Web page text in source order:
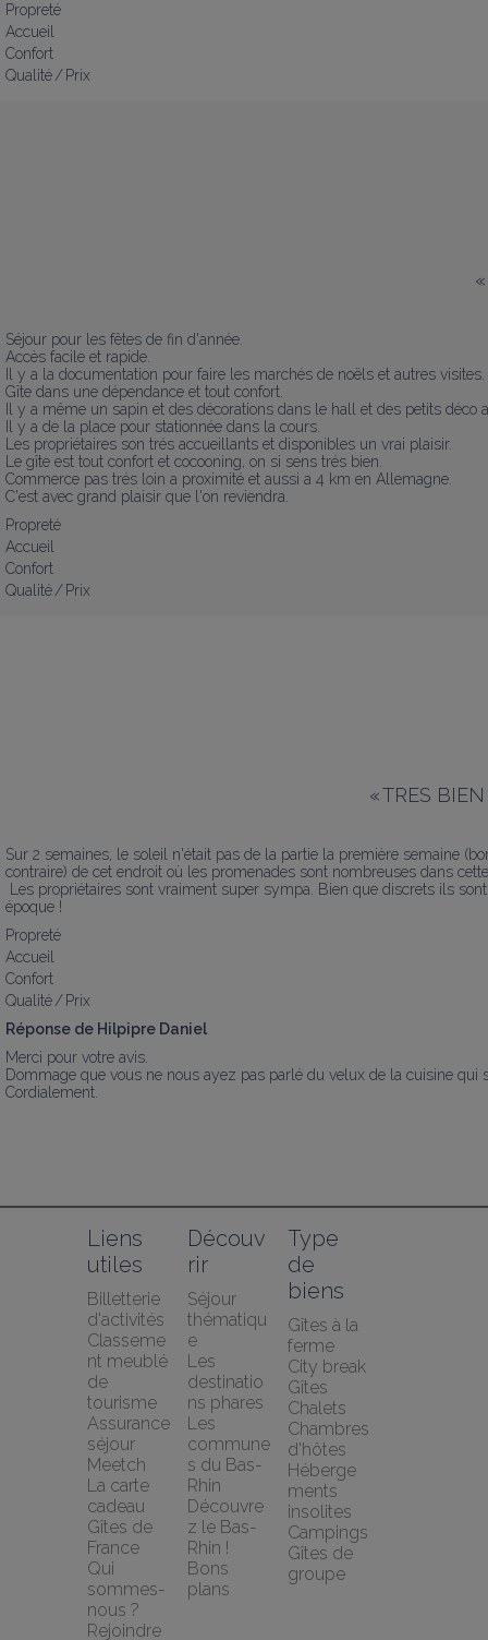
Propreté
Accueil
Confort
Qualité / Prix
«
Séjour pour les fêtes de fin d'année.
Accès facile et rapide.
Il y a la documentation pour faire les marchés de noëls et autres visites.
Gîte dans une dépendance et tout confort.
Il y a même un sapin et des décorations dans le hall et des petits
Il y a de la place pour stationnée dans la cours.
Les propriétaires son trés accueillants et disponibles un vrai plaisir.
Le gîte est tout confort et cocooning, on si sens trés bien.
Commerce pas trés loin a proximité et aussi a 4 km en Allemagne.
C'est avec grand plaisir que l'on reviendra.
Propreté
Accueil
Confort
Qualité / Prix
«TRES
Sur 2 semaines, le soleil n'était pas de la partie la première semaine
contraire) de cet endroit où les promenades sont nombreuses dans
époque !
Propreté
Accueil
Confort
Qualité / Prix
Réponse de Hilpipre Daniel
Merci pour votre avis.
Dommage que vous ne nous ayez pas parlé du velux de la cuisine
Cordialement.
Liens
utiles
Billetterie
d'activités
Classeme
nt meublé
de
tourisme
Assurance
séjour
Meetch
La carte
cadeau
Gîtes de
France
Qui
sommes-
nous ?
Rejoindre
Découv
rir
Séjour
thématiqu
e
Les
destinatio
ns phares
Les
commune
s du Bas-
Rhin
Découvre
z le Bas-
Rhin !
Bons
plans
Type
de
biens
Gîtes à la
ferme
City break
Gîtes
Chalets
Chambres
d'hôtes
Héberge
ments
insolites
Campings
Gîtes de
groupe